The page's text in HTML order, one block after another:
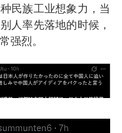
民族工业想象力，当
人率先落地的时候，
强烈。